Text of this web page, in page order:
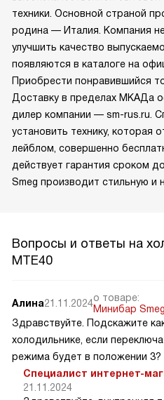
техники. Основной страной
родина — Италия. Компания
улучшить качество
появляются в каталоге на
Приобрести понравившийся
Доставку в пределах МКАДа
дилер компании — sm-rus.ru.
установить технику, которая
лейблом, совершенно
действует гарантия сроком
Smeg производит стильную и
Вопросы и ответы на
MTE40
Алина21.11.2024о товаре:
Минибар
Здравствуйте. Подскажите
холодильнике, если
режима будет в положении 3?
Специалист интернет-
21.11.2024